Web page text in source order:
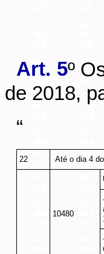
Art. 5º
de 2018,
“
22 Até o dia 4
10480